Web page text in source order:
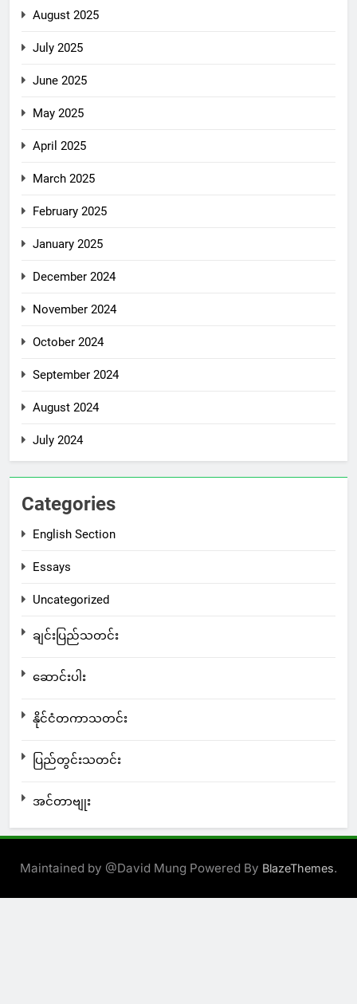
August 2025
July 2025
June 2025
May 2025
April 2025
March 2025
February 2025
January 2025
December 2024
November 2024
October 2024
September 2024
August 2024
July 2024
Categories
English Section
Essays
Uncategorized
ချင်းပြည်သတင်း
ဆောင်းပါး
နိုင်ငံတကာသတင်း
ပြည်တွင်းသတင်း
အင်တာဗျုး
Maintained by @David Mung Powered By BlazeThemes.